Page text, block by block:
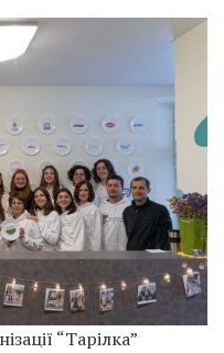
“Тарілка”